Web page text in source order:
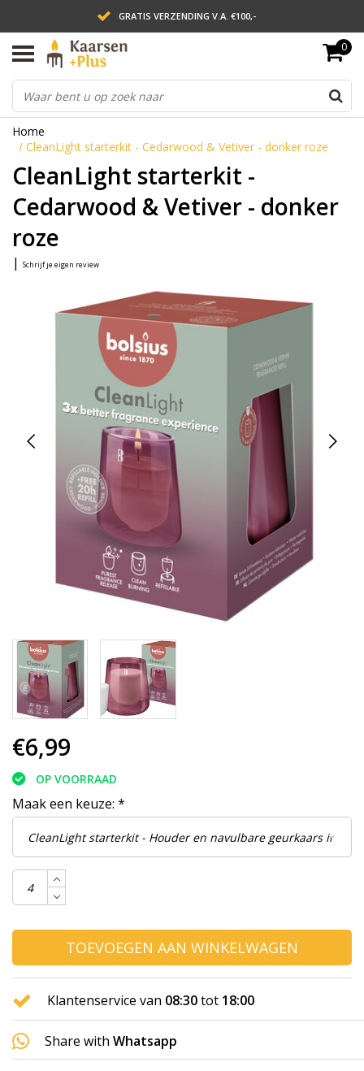
GRATIS VERZENDING V.A. €100,-
LEVERING BINNEN 2 WERKDAGEN
ACHTERAF BETALEN VIA AFTERPAY
0
Home
/ CleanLight starterkit - Cedarwood & Vetiver - donker roze
CleanLight starterkit -
Cedarwood & Vetiver - donker
roze
| Schrijf je eigen review
€6,99
OP VOORRAAD
Maak een keuze: *
TOEVOEGEN AAN WINKELWAGEN
Klantenservice van 08:30tot 18:00
Share with Whatsapp